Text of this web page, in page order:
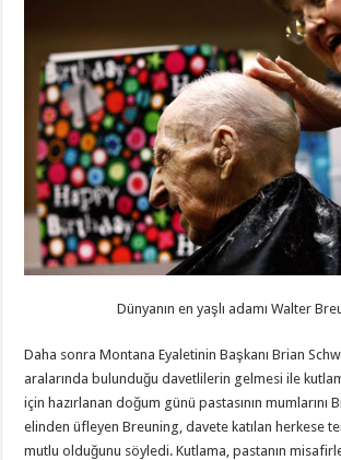
Dünyanın en yaşlı adamı Walter
Daha sonra Montana Eyaletinin Başkanı Brian
aralarında bulunduğu davetlilerin gelmesi ile
için hazırlanan doğum günü pastasının mumlarını
elinden üfleyen Breuning, davete katılan herkese
mutlu olduğunu söyledi. Kutlama, pastanın